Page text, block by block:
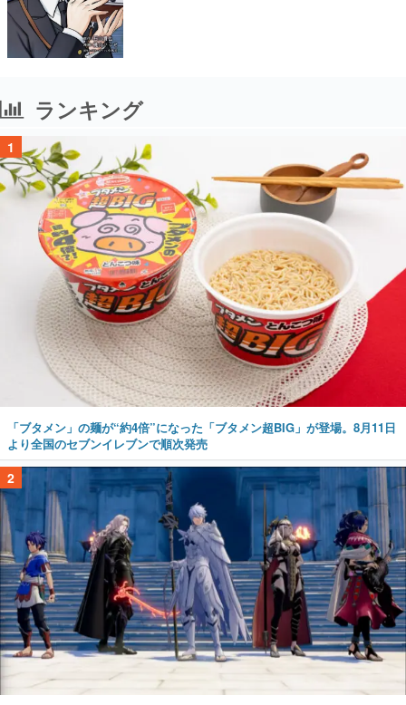
ランキング
1
「ブタメン」の麺が“約4倍”になった「ブタメン超BIG」が登場。8月11日
より全国のセブンイレブンで順次発売
2